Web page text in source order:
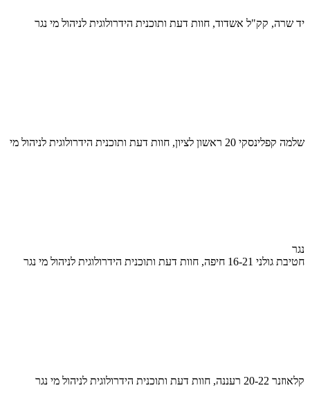
יד שרה, קק"ל אשדוד, חוות דעת ותוכנית הידרולוגית לניהול מי נגר
שלמה קפלינסקי 20 ראשון לציון, חוות דעת ותוכנית הידרולוגית לניהול מי
נגר
חטיבת גולני 16-21 חיפה, חוות דעת ותוכנית הידרולוגית לניהול מי נגר
קלאוזנר 20-22 רעננה, חוות דעת ותוכנית הידרולוגית לניהול מי נגר